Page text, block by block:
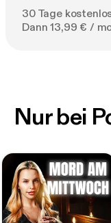
30 Tage
Dann 13,99 € /
Nur bei